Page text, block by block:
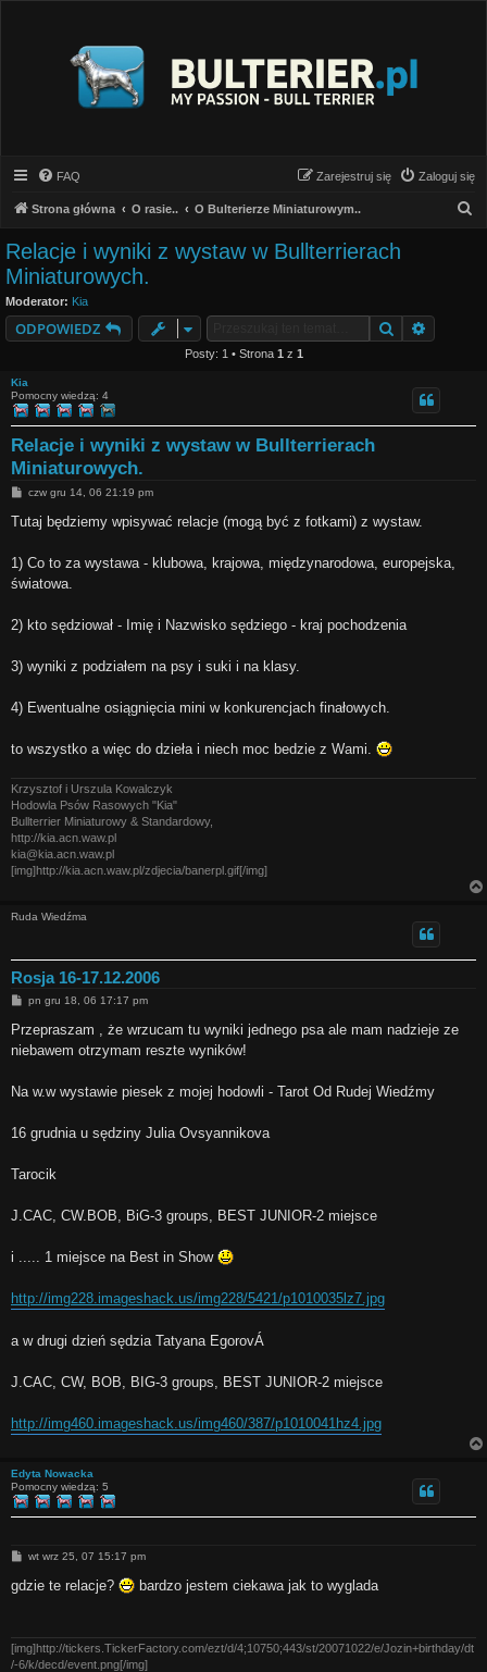
FAQ Zaloguj się
Zarejestruj się
Strona główna O rasie.. O Bulterierze Miniaturowym..
Relacje i wyniki z wystaw w Bullterrierach
Miniaturowych.
Moderator: Kia
ODPOWIEDZ Szukaj
Posty: 1 • Strona 1 z 1
Kia
Pomocny wiedzą: 4
Relacje i wyniki z wystaw w Bullterrierach
Miniaturowych.
P
s
t
czw gru 14, 06 21:19 pm
Tutaj będziemy wpisywać relacje (mogą być z fotkami) z wystaw.
1) Co to za wystawa - klubowa, krajowa, międzynarodowa, europejska,
światowa.
2) kto sędziował - Imię i Nazwisko sędziego - kraj pochodzenia
3) wyniki z podziałem na psy i suki i na klasy.
4) Ewentualne osiągnięcia mini w konkurencjach finałowych.
to wszystko a więc do dzieła i niech moc bedzie z Wami.
Krzysztof i Urszula Kowalczyk
Hodowla Psów Rasowych "Kia"
Bullterrier Miniaturowy & Standardowy,
http://kia.acn.waw.pl
kia@kia.acn.waw.pl
[img]http://kia.acn.waw.pl/zdjecia/banerpl.gif[/img]
Ruda Wiedźma
Rosja 16-17.12.2006
P
s
t
pn gru 18, 06 17:17 pm
Przepraszam , że wrzucam tu wyniki jednego psa ale mam nadzieje ze
niebawem otrzymam reszte wyników!
Na w.w wystawie piesek z mojej hodowli - Tarot Od Rudej Wiedźmy
16 grudnia u sędziny Julia Ovsyannikova
Tarocik
J.CAC, CW.BOB, BiG-3 groups, BEST JUNIOR-2 miejsce
i ..... 1 miejsce na Best in Show
http://img228.imageshack.us/img228/5421/p1010035lz7.jpg
a w drugi dzień sędzia Tatyana EgorovÁ
J.CAC, CW, BOB, BIG-3 groups, BEST JUNIOR-2 miejsce
http://img460.imageshack.us/img460/387/p1010041hz4.jpg
Edyta Nowacka
Pomocny wiedzą: 5
P
s
t
wt wrz 25, 07 15:17 pm
gdzie te relacje? bardzo jestem ciekawa jak to wyglada
[img]http://tickers.TickerFactory.com/ezt/d/4;10750;443/st/20071022/e/Jozin+birthday/dt
/-6/k/decd/event.png[/img]